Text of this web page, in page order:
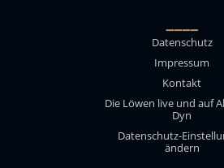
____
Datenschutz
Impressum
Kontakt
Die Löwen live und auf
Dyn
Datenschutz-
ändern